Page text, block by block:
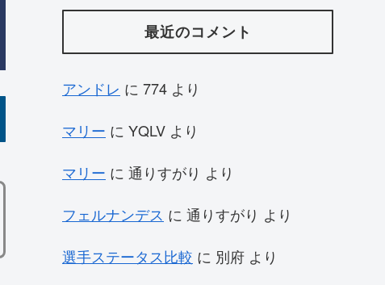
最近のコメント
アンドレ に 774 より
マリー に YQLV より
マリー に 通りすがり より
フェルナンデス に 通りすがり より
選手ステータス比較 に 別府 より